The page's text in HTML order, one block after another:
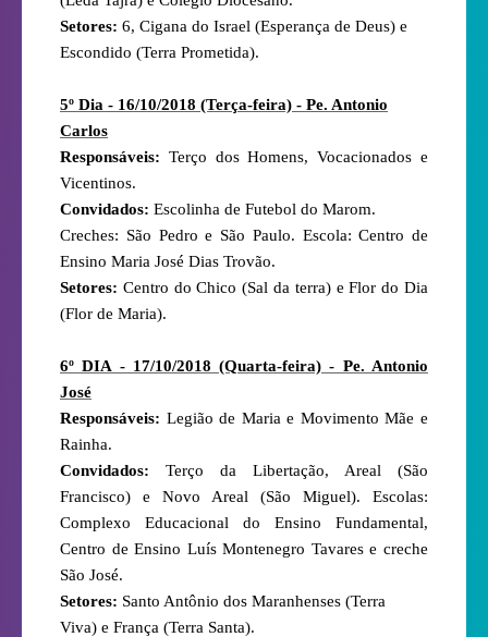
Setores: 6, Cigana do Israel (Esperança de Deus) e
Escondido (Terra Prometida).
5º Dia - 16/10/2018 (Terça-feira) - Pe. Antonio
Carlos
Responsáveis: Terço dos Homens, Vocacionados e
Vicentinos.
Convidados: Escolinha de Futebol do Marom.
Creches: São Pedro e São Paulo. Escola: Centro de
Ensino Maria José Dias Trovão.
Setores: Centro do Chico (Sal da terra) e Flor do Dia
(Flor de Maria).
6º DIA - 17/10/2018 (Quarta-feira) - Pe. Antonio
José
Responsáveis: Legião de Maria e Movimento Mãe e
Rainha.
Convidados: Terço da Libertação, Areal (São
Francisco) e Novo Areal (São Miguel). Escolas:
Complexo Educacional do Ensino Fundamental,
Centro de Ensino Luís Montenegro Tavares e creche
São José.
Setores: Santo Antônio dos Maranhenses (Terra
Viva) e França (Terra Santa).